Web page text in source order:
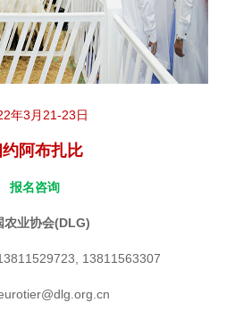
年3月21-23日
阿布扎比
报名咨询
农业协会(DLG)
13811563307